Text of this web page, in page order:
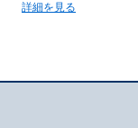
詳細を見る